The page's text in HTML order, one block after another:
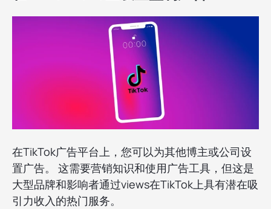
在TikTok广告平台上，您可以为其他博主或公司设
置广告。 这需要营销知识和使用广告工具，但这是
大型品牌和影响者通过views在TikTok上具有潜在吸
引力收入的热门服务。